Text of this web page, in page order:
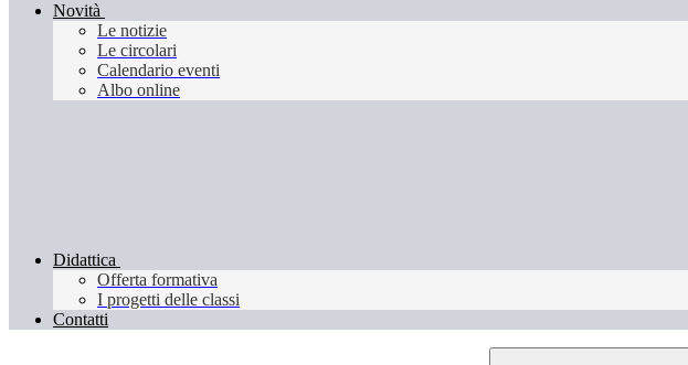
Novità
Le notizie
Le circolari
Calendario eventi
Albo online
Didattica
Offerta formativa
I progetti delle classi
Contatti